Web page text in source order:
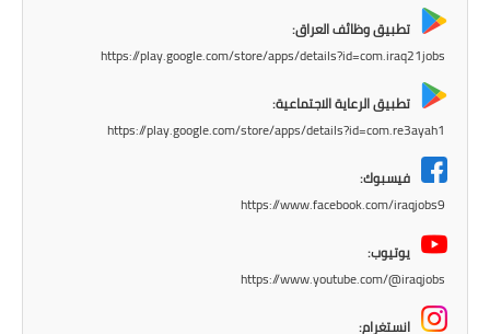
المرحلة المتوسطة
تطبيق وظائف العراق:
https://play.google.com/store/apps/details?id=com.iraq21jobs
تطبيق الرعاية الاجتماعية:
https://play.google.com/store/apps/details?id=com.re3ayah1
فيسبوك:
https://www.facebook.com/iraqjobs9
يوتيوب:
https://www.youtube.com/@iraqjobs
انستغرام: